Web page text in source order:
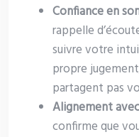
Confiance en
rappelle
suivre votre
propre
partagent pas
Alignement
confirme que